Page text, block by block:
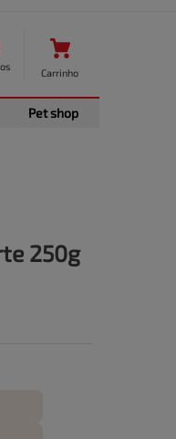
Carrinho
Pet shop
250g